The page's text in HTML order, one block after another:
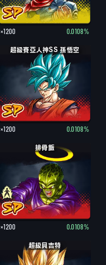
×1200 0.0108%
超級賽亞人神SS 孫悟空
×1200 0.0108%
排骨飯
排骨飯
×1200 0.0108%
貝吉特
超級貝吉特